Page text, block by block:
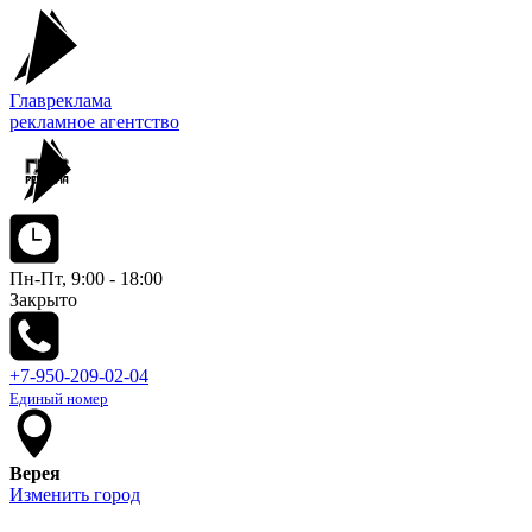
Главреклама
рекламное агентство
Пн-Пт, 9:00 - 18:00
Закрыто
+7-950-209-02-04
Единый номер
Верея
Изменить город